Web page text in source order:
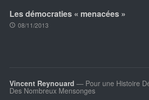
Les démocraties « menacées »
08/11/2013
Vincent Reynouard — Pour une Histoire
Des Nombreux Mensonges